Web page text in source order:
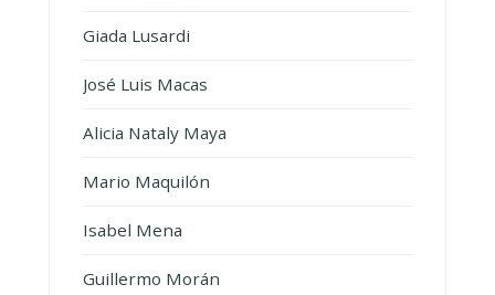
Giada Lusardi
José Luis Macas
Alicia Nataly Maya
Mario Maquilón
Isabel Mena
Guillermo Morán